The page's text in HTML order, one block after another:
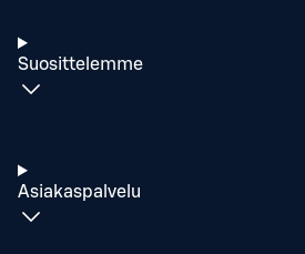
Suosittelemme
Asiakaspalvelu